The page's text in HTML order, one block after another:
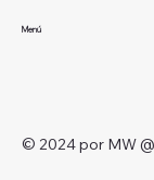
Menú
© 2024 por MW @